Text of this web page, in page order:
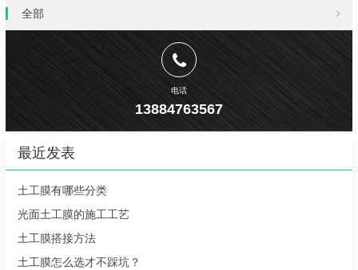
全部
电话
13884763567
最近发表
土工膜有哪些分类
光面土工膜的施工工艺
土工膜搭接方法
土工膜怎么选才不踩坑？